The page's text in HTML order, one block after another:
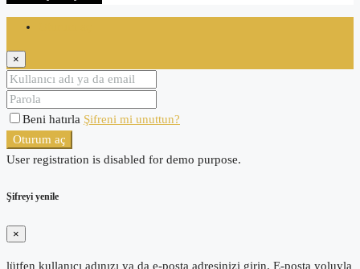
×
Beni hatırla Şifreni mi unuttun?
Oturum aç
User registration is disabled for demo purpose.
Şifreyi yenile
×
lütfen kullanıcı adınızı ya da e-posta adresinizi girin. E-posta yoluyla